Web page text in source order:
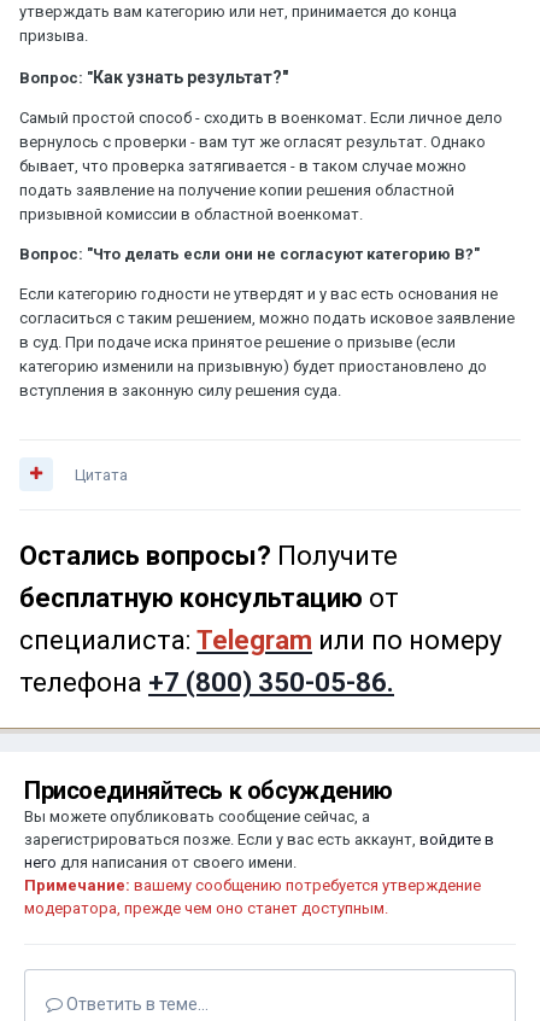
утверждать вам категорию или нет, принимается до конца
призыва.
Вопрос: "Как узнать результат?"
Самый простой способ - сходить в военкомат. Если личное дело
вернулось с проверки - вам тут же огласят результат. Однако
бывает, что проверка затягивается - в таком случае можно
подать заявление на получение копии решения областной
призывной комиссии в областной военкомат.
Вопрос: "Что делать если они не согласуют категорию В?"
Если категорию годности не утвердят и у вас есть основания не
согласиться с таким решением, можно подать исковое заявление
в суд. При подаче иска принятое решение о призыве (если
категорию изменили на призывную) будет приостановлено до
вступления в законную силу решения суда.
Цитата
Остались вопросы? Получите
бесплатную консультацию от
специалиста: Telegram или по номеру
телефона +7 (800) 350-05-86.
Присоединяйтесь к обсуждению
Вы можете опубликовать сообщение сейчас, а
зарегистрироваться позже. Если у вас есть аккаунт, войдите в
него для написания от своего имени.
Примечание: вашему сообщению потребуется утверждение
модератора, прежде чем оно станет доступным.
Ответить в теме...